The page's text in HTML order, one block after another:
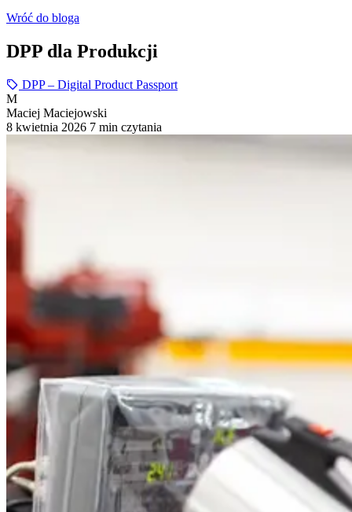
Wróć do bloga
DPP dla Produkcji
DPP – Digital Product Passport
M
Maciej Maciejowski
8 kwietnia 2026 7 min czytania